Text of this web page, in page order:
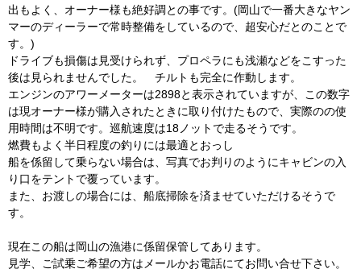
出もよく、オーナー様も絶好調との事です。(岡山で一番大きなヤン
マーのディーラーで常時整備をしているので、超安心だとのことで
す。)
ドライブも損傷は見受けられず、プロペラにも浅瀬などをこすった
後は見られませんでした。 チルトも完全に作動します。
エンジンのアワーメーターは2898と表示されていますが、この数字
は現オーナー様が購入されたときに取り付けたもので、実際のの使
用時間は不明です。巡航速度は18ノットで走るそうです。
燃費もよく半日程度の釣りには最適とおっし
船を係留して乗らない場合は、写真でお判りのようにキャビンの入
り口をテントで覆っています。
また、お渡しの場合には、船底掃除を済ませていただけるそうで
す。
現在この船は岡山の漁港に係留保管してあります。
見学、ご試乗ご希望の方はメールかお電話にてお問い合せ下さい。